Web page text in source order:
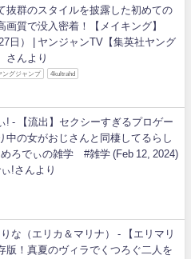
抜群のスタイルを披露した初めての
画質で没入密着！【メイキング】
日） | ヤンジャンTV【集英社ヤング
さんより
ングジャンプ 4kultrahd
! - 【流出】セクシーすぎるプロゲー
中の女がおじさんと同棲してるらし
ろでぃの雑学 #雑学 (Feb 12, 2024)
!さんより
な（エリカ＆マリナ） - 【エリマリ
版！真夏のヴィラでくつろぐ二人を